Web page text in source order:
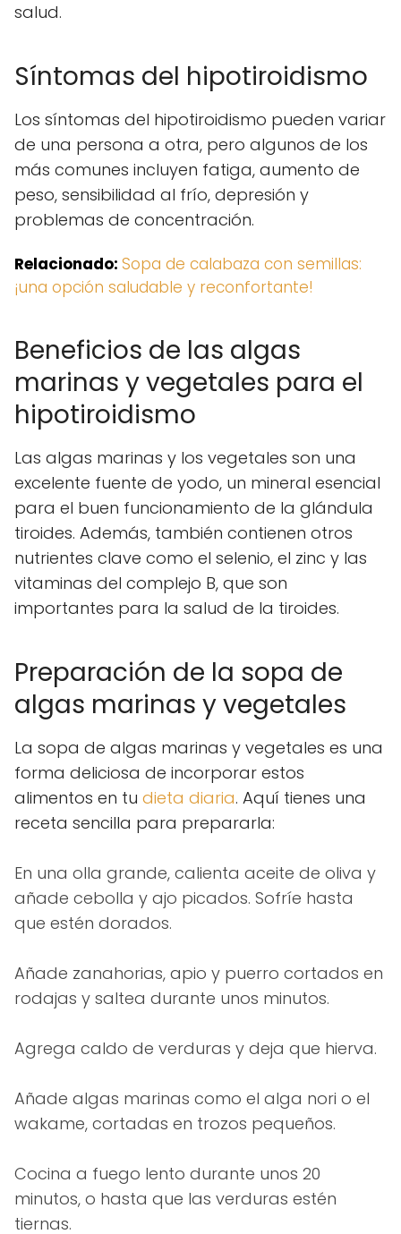
salud.
Síntomas del hipotiroidismo
Los síntomas del hipotiroidismo pueden variar
de una persona a otra, pero algunos de los
más comunes incluyen fatiga, aumento de
peso, sensibilidad al frío, depresión y
problemas de concentración.
Relacionado: Sopa de calabaza con semillas:
¡una opción saludable y reconfortante!
Beneficios de las algas
marinas y vegetales para el
hipotiroidismo
Las algas marinas y los vegetales son una
excelente fuente de yodo, un mineral esencial
para el buen funcionamiento de la glándula
tiroides. Además, también contienen otros
nutrientes clave como el selenio, el zinc y las
vitaminas del complejo B, que son
importantes para la salud de la tiroides.
Preparación de la sopa de
algas marinas y vegetales
La sopa de algas marinas y vegetales es una
forma deliciosa de incorporar estos
alimentos en tu dieta diaria. Aquí tienes una
receta sencilla para prepararla:
En una olla grande, calienta aceite de oliva y
añade cebolla y ajo picados. Sofríe hasta
que estén dorados.
Añade zanahorias, apio y puerro cortados en
rodajas y saltea durante unos minutos.
Agrega caldo de verduras y deja que hierva.
Añade algas marinas como el alga nori o el
wakame, cortadas en trozos pequeños.
Cocina a fuego lento durante unos 20
minutos, o hasta que las verduras estén
tiernas.